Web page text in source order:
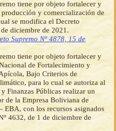
tiene por objeto fortalecer y
y comercialización de
se modifica el Decreto
diciembre de 2021.
Supremo Nº 4878, 15 de
tiene por objeto fortalecer y
de Fortalecimiento y
Bajo Criterios de
para lo cual se autoriza al
Finanzas Públicas realizar un
de la Empresa Boliviana de
EBA, con los recursos asignados
4632, de 1 de diciembre de